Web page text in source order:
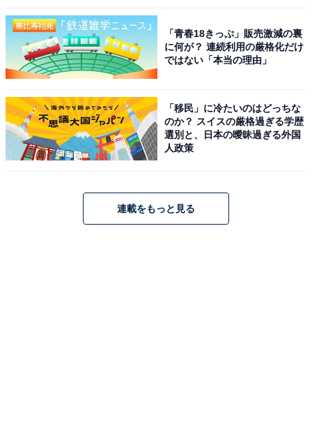
「青春18きっぷ」販売激減の裏
に何が？ 連続利用の厳格化だけ
ではない「本当の理由」
「移民」に冷たいのはどっちな
のか？ スイスの厳格過ぎる学歴
選別と、日本の曖昧過ぎる外国
人政策
連載をもっと見る